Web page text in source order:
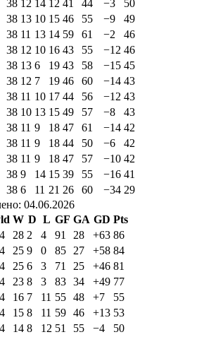
38 12 14 12 41 44 −3
50
38 13 10 15 46 55 −9
49
38 11 13 14 59 61 −2
46
38 12 10 16 43 55 −12 46
38 13 6 19 43 58 −15 45
38 12 7 19 46 60 −14 43
38 11 10 17 44 56 −12 43
38 10 13 15 49 57 −8
43
38 11 9 18 47 61 −14 42
38 11 9 18 44 50 −6
42
38 11 9 18 47 57 −10 42
38 9 14 15 39 55 −16 41
38 6 11 21 26 60 −34 29
04.06.2026
W D L GF GA GD Pts
28 2 4 91 28 +63 86
25 9 0 85 27 +58 84
25 6 3 71 25 +46 81
23 8 3 83 34 +49 77
16 7 11 55 48 +7
55
15 8 11 59 46 +13 53
14 8 12 51 55 −4
50